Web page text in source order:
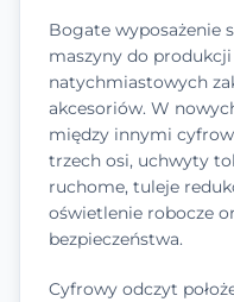
Bogate wyposażenie
maszyny do
natychmiastowych
akcesoriów. W
między innymi
trzech osi, uchwyty
ruchome, tuleje
oświetlenie robocze
bezpieczeństwa.
Cyfrowy odczyt